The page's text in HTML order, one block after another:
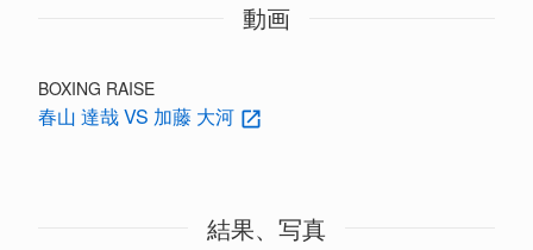
動画
BOXING RAISE
春山 達哉 VS 加藤 大河
結果、写真